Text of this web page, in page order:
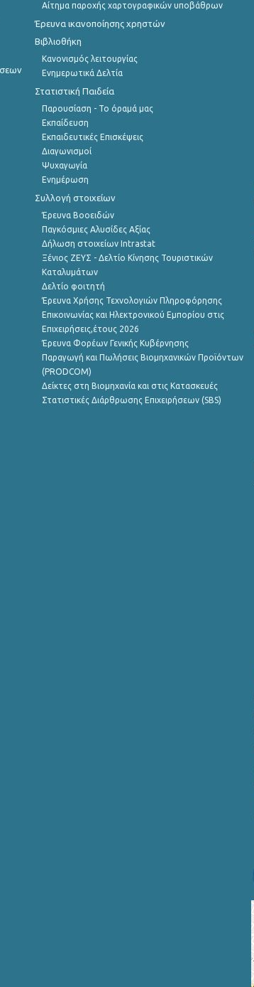
Αίτημα παροχής χαρτογραφικών υποβάθρων
Έρευνα ικανοποίησης χρηστών
Βιβλιοθήκη
Κανονισμός λειτουργίας
Ενημερωτικά Δελτία
Στατιστική Παιδεία
Παρουσίαση - Το όραμά μας
Εκπαίδευση
Εκπαιδευτικές Επισκέψεις
Διαγωνισμοί
Ψυχαγωγία
Ενημέρωση
Συλλογή στοιχείων
Έρευνα Βοοειδών
Παγκόσμιες Αλυσίδες Αξίας
Δήλωση στοιχείων Intrastat
Ξένιος ΖΕΥΣ - Δελτίο Κίνησης Τουριστικών
Καταλυμάτων
Δελτίο φοιτητή
Έρευνα Χρήσης Τεχνολογιών Πληροφόρησης
Επικοινωνίας και Ηλεκτρονικού Εμπορίου στις
Επιχειρήσεις,έτους 2026
Έρευνα Φορέων Γενικής Κυβέρνησης
Παραγωγή και Πωλήσεις Βιομηχανικών Προϊόντων
(PRODCOM)
Δείκτες στη Βιομηχανία και στις Κατασκευές
Στατιστικές Διάρθρωσης Επιχειρήσεων (SBS)